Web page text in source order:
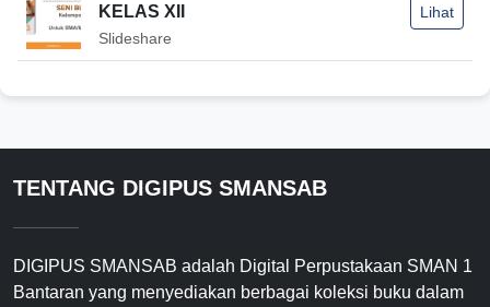
KELAS XII
Slideshare
Lihat
TENTANG DIGIPUS SMANSAB
DIGIPUS SMANSAB adalah Digital Perpustakaan SMAN 1
Bantaran yang menyediakan berbagai koleksi buku dalam